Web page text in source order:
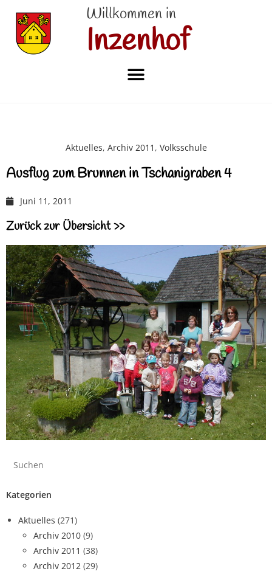
Willkommen in
Inzenhof
Aktuelles, Archiv 2011 , Volksschule
Ausflug zum Brunnen in Tschanigraben 4
Juni 11, 2011
Zurück zur Übersicht >>
Kategorien
Aktuelles (271)
Archiv 2010 (9)
Archiv 2011 (38)
Archiv 2012 (29)